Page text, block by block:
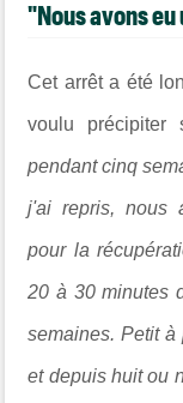
"Nous avons
Cet arrêt a été
voulu précipiter
pendant cinq
j'ai repris, nous
pour la
20 à 30 minutes
semaines. Petit à
et depuis huit ou